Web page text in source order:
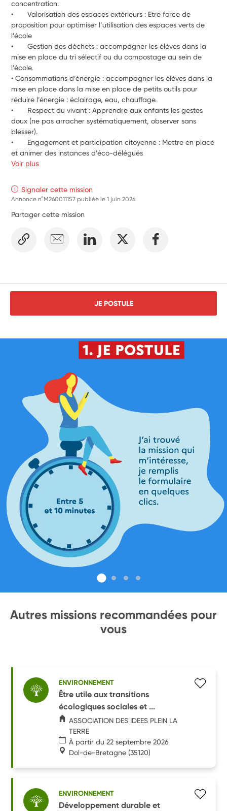
concentration.
•	Valorisation des espaces extérieurs : Etre force de
proposition pour optimiser l’utilisation des espaces verts de
l’école
•	Gestion des déchets : accompagner les élèves dans la
mise en place du tri sélectif ou du compostage au sein de
l’école.
• Consommations d’énergie : accompagner les élèves dans la
mise en place dans la mise en place de petits outils pour
réduire l’énergie : éclairage, eau, chauffage.
•	Respect du vivant : Apprendre aux enfants les gestes
doux (ne pas arracher systématiquement, observer sans
blesser).
•	Engagement et participation citoyenne : Mettre en place
et animer des instances d’éco-délégués
Voir plus
Signaler cette mission
Annonce n°M260011157 publiée le1 juin 2026
Partager cette mission
JE POSTULE
Autres missions recommandées pour
vous
ENVIRONNEMENT
Être utile aux transitions
écologiques sociales et ...
ASSOCIATION DES IDEES PLEIN LA
TERRE
À partir du 22 septembre 2026
Dol-de-Bretagne (35120)
ENVIRONNEMENT
Développement durable et